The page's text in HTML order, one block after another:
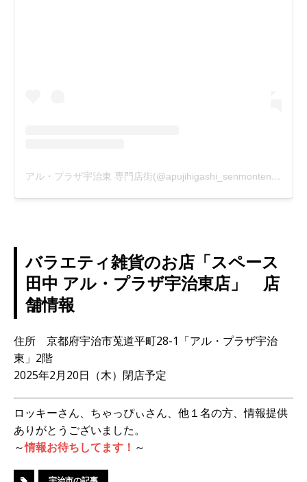
アル・プラザ宇治東 専門店街(@apujihigashi_senmonten)がシェアした投稿
バラエティ雑貨のお店「スペース
田中 アル・プラザ宇治東店」 店
舗情報
住所 京都府宇治市莵道平町28-1「アル・プラザ宇治
東」2階
2025年2月20日（木）閉店予定
ロッキーさん、ちゃっぴぃさん、他１名の方、情報提供
ありがとうございました。
～情報お待ちしてます！ ～